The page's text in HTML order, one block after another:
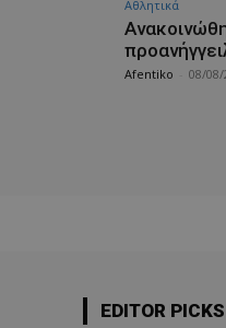
Αθλητικά
Afentiko 08/08/
EDITOR PICKS